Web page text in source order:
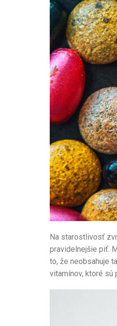
Na starostlivosť
pravidelnejšie piť.
to, že neobsahuje
vitamínov, ktoré sú